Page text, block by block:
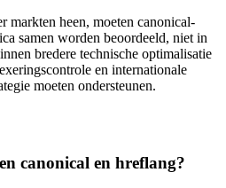
markten heen, moeten canonical-
samen worden beoordeeld, niet in
bredere technische optimalisatie
en internationale
moeten ondersteunen.
canonical en hreflang?